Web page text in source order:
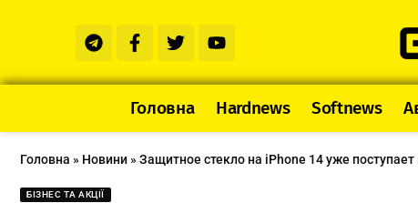
Головна Hardnews Softnews
Головна » Новини»Защитное стекло на iPhone 14 уже
БІЗНЕС ТА АКЦІЇ